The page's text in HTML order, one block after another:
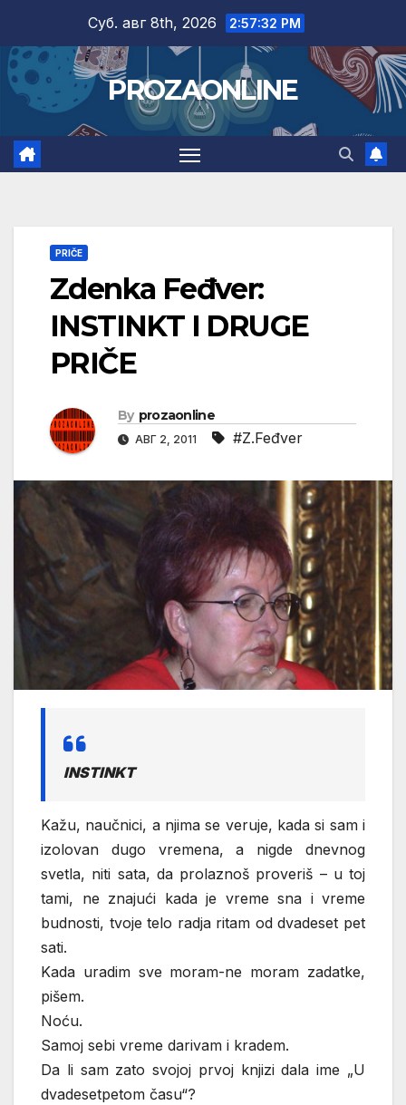
content
Суб. авг 8th, 2026 2:57:33 PM
PROZAONLINE
PRIČE
Zdenka Feđver:
INSTINKT I DRUGE
PRIČE
By prozaonline
АВГ 2, 2011 #Z.Feđver
INSTINKT
Kažu, naučnici, a njima se veruje, kada si sam i
izolovan dugo vremena, a nigde dnevnog
svetla, niti sata, da prolaznoš proveriš – u toj
tami, ne znajući kada je vreme sna i vreme
budnosti, tvoje telo radja ritam od dvadeset pet
sati.
Kada uradim sve moram-ne moram zadatke,
pišem.
Noću.
Samoj sebi vreme darivam i kradem.
Da li sam zato svojoj prvoj knjizi dala ime „U
dvadesetpetom času“?